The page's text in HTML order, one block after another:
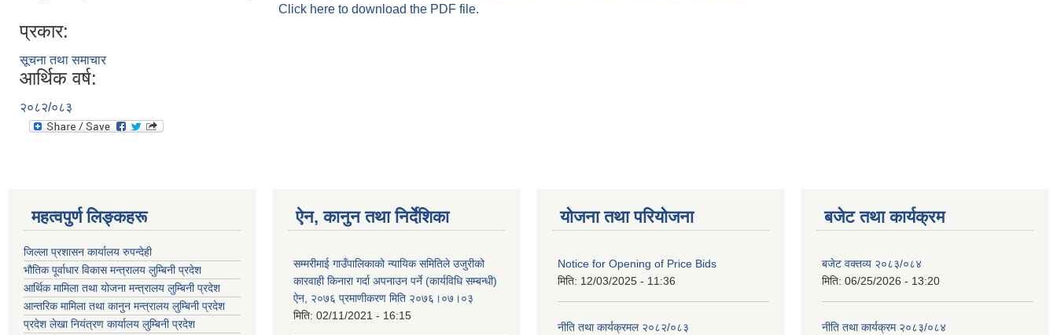
Click here to download the PDF file.
प्रकार:
सूचना तथा समाचार
आर्थिक वर्ष:
२०८२/०८३
महत्वपुर्ण लिङ्कहरू
जिल्ला प्रशासन कार्यालय रुपन्देही
भौतिक पूर्वाधार विकास मन्त्रालय लुम्बिनी प्रदेश
आर्थिक मामिला तथा योजना मन्त्रालय लुम्बिनी प्रदेश
आन्तरिक मामिला तथा कानुन मन्त्रालय लुम्बिनी प्रदेश
प्रदेश लेखा नियंत्रण कार्यालय लुम्बिनी प्रदेश
ऐन, कानुन तथा निर्देशिका
सम्मरीमाई गाउँपालिकाको न्यायिक समितिले उजुरीको
कारवाही किनारा गर्दा अपनाउन पर्ने (कार्यविधि सम्बन्धी)
ऐन, २०७६ प्रमाणीकरण मिति २०७६।०७।०३
मिति: 02/11/2021 - 16:15
योजना तथा परियोजना
Notice for Opening of Price Bids
मिति: 12/03/2025 - 11:36
नीति तथा कार्यक्रमल २०८२/०८३
बजेट तथा कार्यक्रम
बजेट वक्तव्य २०८३/०८४
मिति: 06/25/2026 - 13:20
नीति तथा कार्यक्रम २०८३/०८४